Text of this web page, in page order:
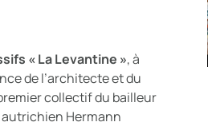
« La Levantine », à
de l’architecte et du
collectif du bailleur
Hermann